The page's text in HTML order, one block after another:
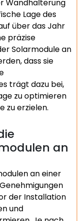
Wandhalterung
Lage des
über das Jahr
präzise
Solarmodule an
dass sie
trägt dazu bei,
zu optimieren
zu erzielen.
an
an einer
der Installation
und